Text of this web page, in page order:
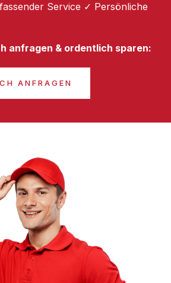
Service ✓ Persönliche
anfragen & ordentlich sparen:
ANFRAGEN